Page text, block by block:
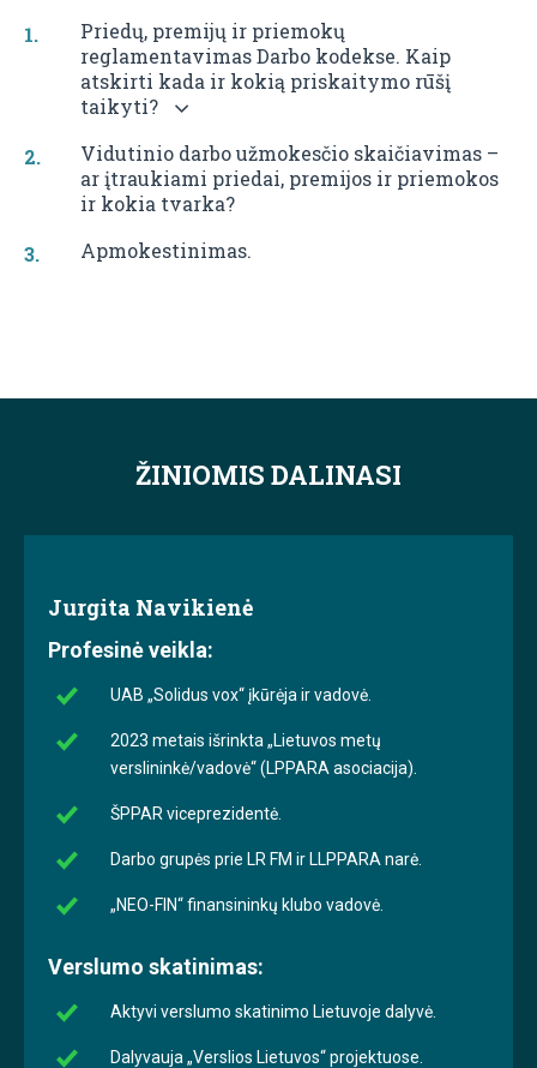
Priedų, premijų ir priemokų
reglamentavimas Darbo kodekse. Kaip
atskirti kada ir kokią priskaitymo rūšį
taikyti?
Vidutinio darbo užmokesčio skaičiavimas –
ar įtraukiami priedai, premijos ir priemokos
ir kokia tvarka?
Apmokestinimas.
ŽINIOMIS DALINASI
Jurgita Navikienė
Profesinė veikla:
UAB „Solidus vox“ įkūrėja ir vadovė.
2023 metais išrinkta „Lietuvos metų
verslininkė/vadovė“ (LPPARA asociacija).
ŠPPAR viceprezidentė.
Darbo grupės prie LR FM ir LLPPARA narė.
„NEO-FIN“ finansininkų klubo vadovė.
Verslumo skatinimas:
Aktyvi verslumo skatinimo Lietuvoje dalyvė.
Dalyvauja „Verslios Lietuvos“ projektuose.